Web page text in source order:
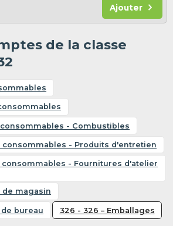
Ajouter
de la classe
- Combustibles
- Produits d'entretien
- Fournitures d'atelier
magasin
bureau 326 - 326 – Emballages